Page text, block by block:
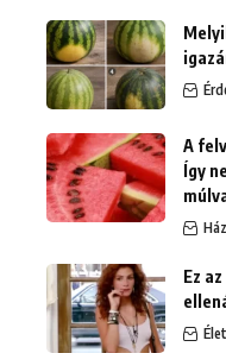
A
Így
Ez